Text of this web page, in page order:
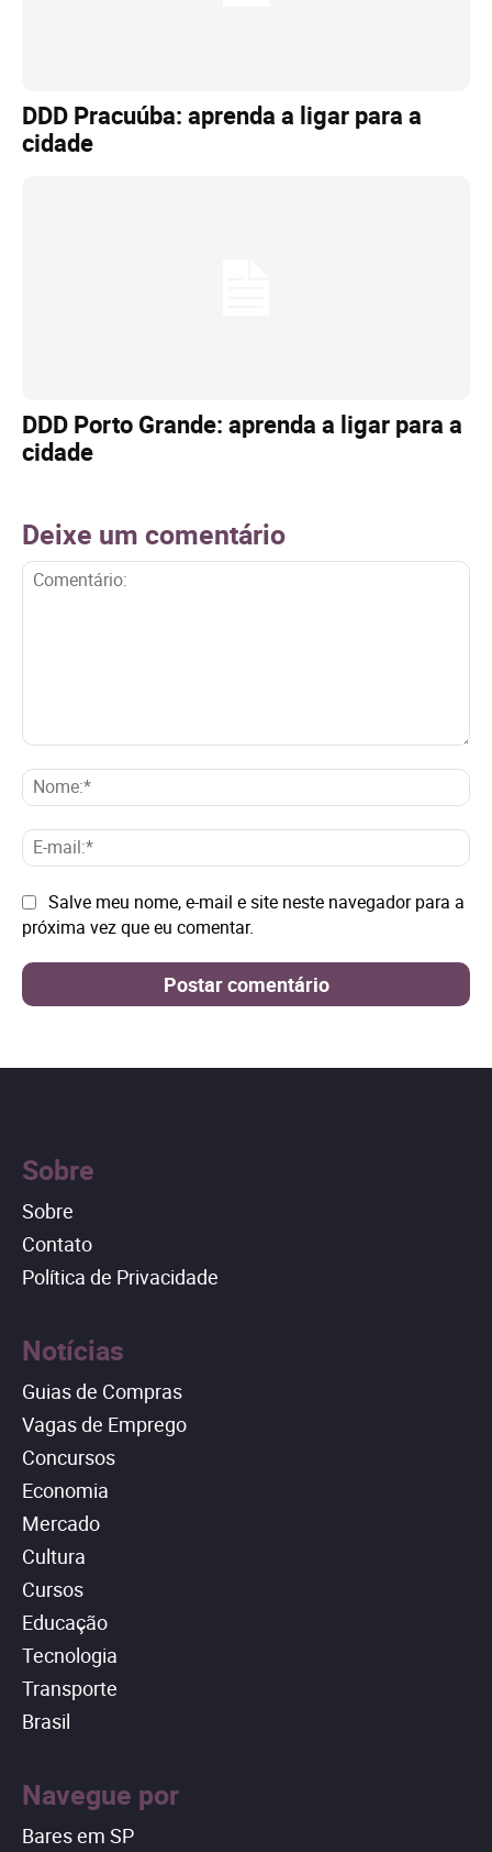
DDD Pracuúba: aprenda a ligar para a
cidade
DDD Porto Grande: aprenda a ligar para a
cidade
Deixe um comentário
E-
Site: Salve meu nome, e-mail e site neste navegador para a
próxima vez que eu comentar.
Sobre
Sobre
Contato
Política de Privacidade
Notícias
Guias de Compras
Vagas de Emprego
Concursos
Economia
Mercado
Cultura
Cursos
Educação
Tecnologia
Transporte
Brasil
Navegue por
Bares em SP